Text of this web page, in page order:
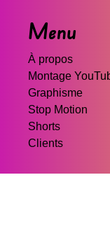
Menu
À propos
Montage
Graphisme
Stop Motion
Shorts
Clients